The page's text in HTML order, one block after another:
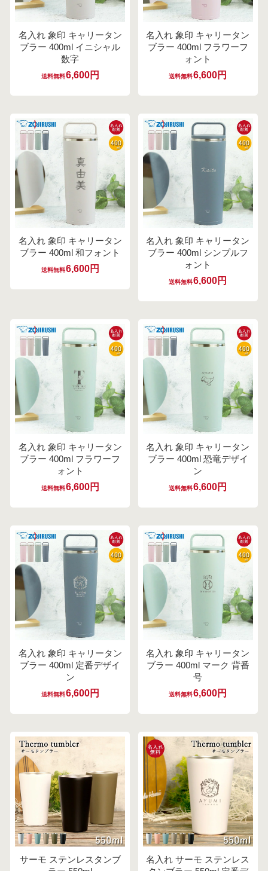
名入れ 象印 キャリータン
ブラー 400ml イニシャル
数字
送料無料6,600円
名入れ 象印 キャリータン
ブラー 400ml フラワーフ
ォント
送料無料6,600円
名入れ 象印 キャリータン
ブラー 400ml 和フォント
送料無料6,600円
名入れ 象印 キャリータン
ブラー 400ml シンプルフ
ォント
送料無料6,600円
名入れ 象印 キャリータン
ブラー 400ml フラワーフ
ォント
送料無料6,600円
名入れ 象印 キャリータン
ブラー 400ml 恐竜デザイ
ン
送料無料6,600円
名入れ 象印 キャリータン
ブラー 400ml 定番デザイ
ン
送料無料6,600円
名入れ 象印 キャリータン
ブラー 400ml マーク 背番
号
送料無料6,600円
サーモ ステンレスタンブ
名入れ サーモ ステンレス